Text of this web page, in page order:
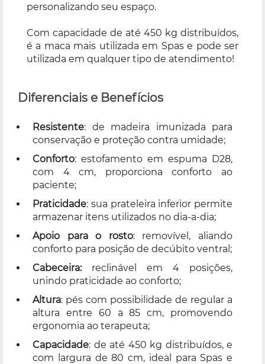
personalizando seu espaço.
Com capacidade de até 450 kg distribuídos,
é a maca mais utilizada em Spas e pode ser
utilizada em qualquer tipo de atendimento!
Diferenciais e Benefícios
Resistente: de madeira imunizada para
conservação e proteção contra umidade;
Conforto: estofamento em espuma D28,
com 4 cm, proporciona conforto ao
paciente;
Praticidade: sua prateleira inferior permite
armazenar itens utilizados no dia-a-dia;
Apoio para o rosto: removível, aliando
conforto para posição de decúbito ventral;
Cabeceira: reclinável em 4 posições,
unindo praticidade ao conforto;
Altura: pés com possibilidade de regular a
altura entre 60 a 85 cm, promovendo
ergonomia ao terapeuta;
Capacidade: de até 450 kg distribuídos, e
com largura de 80 cm, ideal para Spas e